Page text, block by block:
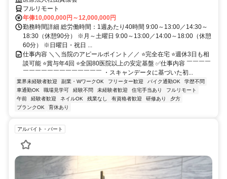
フルリモート
年俸10,000,000円～12,000,000円
勤務時間詳細 総労働時間：1週あたり40時間 9:00～13:00／14:30～
18:30（休憩90分） ※月～土曜日 9:00～13:00／14:00～18:00（休憩
60分） ※日曜日・祝日 ...
仕事内容 ＼＼当院のアピールポイント／／ ⭐完全在宅 ⭐週休3日も相
談可能 ⭐賞与年4回 ⭐全国80医院以上の安定基盤 ✅仕事内容 ￣￣￣￣
￣￣￣￣￣￣￣￣￣￣￣￣￣ ・スキャンデータに基づいた初...
業界未経験者歓迎 副業・WワークOK フリーター歓迎 バイク通勤OK
学歴不問
車通勤OK
職場見学可 経験不問 未経験者歓迎 住宅手当あり
フルリモート
午前
経験者歓迎 ネイルOK 残業なし 有資格者歓迎 研修あり
夕方
ブランクOK
育休あり
アルバイト・パート